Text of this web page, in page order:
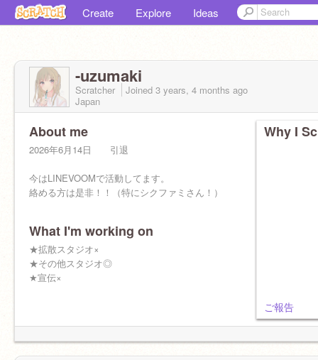
Create Explore Ideas
-uzumaki
Scratcher Joined 3 years, 4 months ago
Japan
About me
2026年6月14日 引退
今はLINEVOOMで活動してます。
絡める方は是非！！（特にシクファミさん！）
Name: さき
Ago: 中1
gender: 女子
※LGBTQ関連注意↓
What I'm working on
★拡散スタジオ×
★その他スタジオ◎
★宣伝×
Why I
ご報告